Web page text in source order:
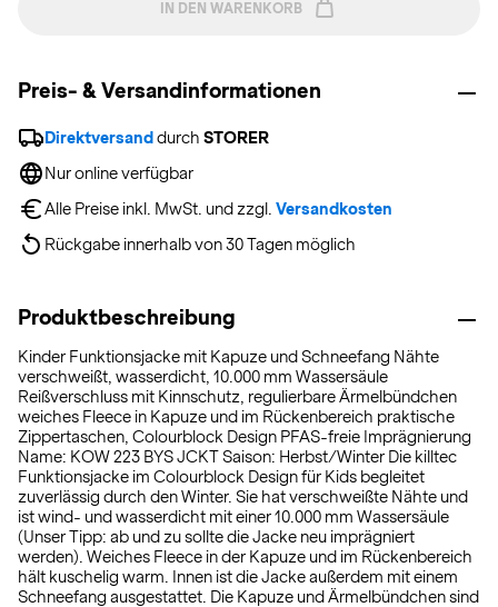
IN DEN WARENKORB
Preis- & Versandinformationen
Direktversand durch STORER
Nur online verfügbar
Alle Preise inkl. MwSt. und zzgl. Versandkosten
Rückgabe innerhalb von 30 Tagen möglich
Produktbeschreibung
Kinder Funktionsjacke mit Kapuze und Schneefang Nähte
verschweißt, wasserdicht, 10.000 mm Wassersäule
Reißverschluss mit Kinnschutz, regulierbare Ärmelbündchen
weiches Fleece in Kapuze und im Rückenbereich praktische
Zippertaschen, Colourblock Design PFAS-freie Imprägnierung
Name: KOW 223 BYS JCKT Saison: Herbst/Winter Die killtec
Funktionsjacke im Colourblock Design für Kids begleitet
zuverlässig durch den Winter. Sie hat verschweißte Nähte und
ist wind- und wasserdicht mit einer 10.000 mm Wassersäule
(Unser Tipp: ab und zu sollte die Jacke neu imprägniert
werden). Weiches Fleece in der Kapuze und im Rückenbereich
hält kuschelig warm. Innen ist die Jacke außerdem mit einem
Schneefang ausgestattet. Die Kapuze und Ärmelbündchen sind